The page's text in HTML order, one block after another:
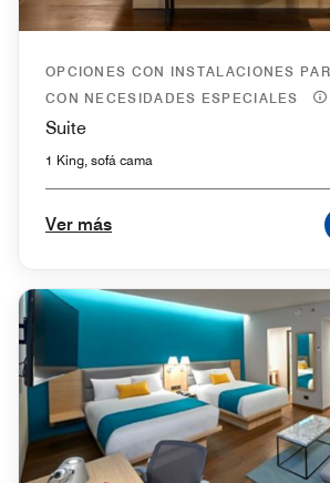
OPCIONES CON INSTALACIONES
CON NECESIDADES ESPECIALES
Suite
1 King, sofá cama
Ver más